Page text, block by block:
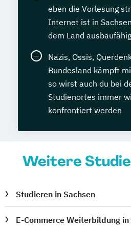
eben die Vorlesung
Internet ist in
dem Land ausbaufähig
Nazis, Ossis,
Bundesland kämpft
so wirst auch du bei
Studienortes immer
konfrontiert werden
Weitere
Studieren in Sachsen
E-Commerce Weiterbildung in